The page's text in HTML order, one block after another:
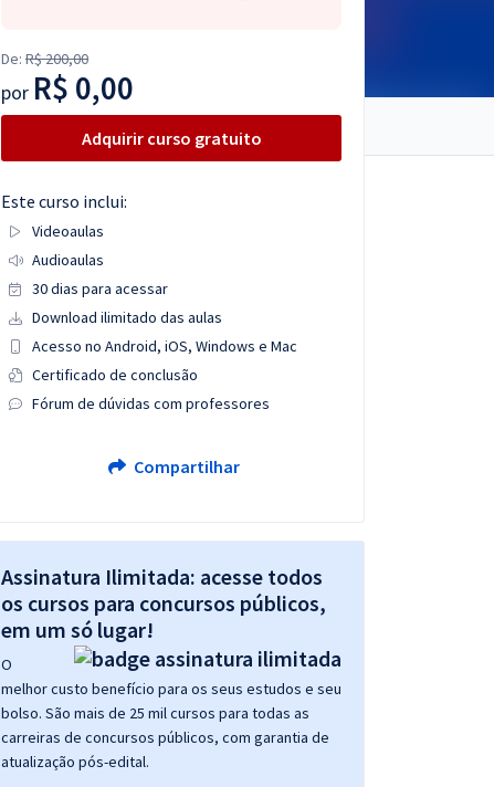
De: R$ 200,00
por R$ 0,00
Adquirir curso gratuito
Este curso inclui:
Videoaulas
Audioaulas
30 dias para acessar
Download ilimitado das aulas
Acesso no Android, iOS, Windows e Mac
Certificado de conclusão
Fórum de dúvidas com professores
Compartilhar
Assinatura Ilimitada: acesse todos
os cursos para concursos públicos,
em um só lugar!
O
melhor custo benefício para os seus estudos e seu
bolso. São mais de 25 mil cursos para todas as
carreiras de concursos públicos, com garantia de
atualização pós-edital.